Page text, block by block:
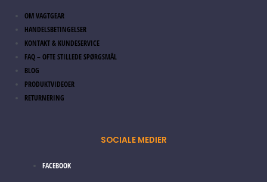
OM VAGTGEAR
HANDELSBETINGELSER
KONTAKT & KUNDESERVICE
FAQ – OFTE STILLEDE SPØRGSMÅL
BLOG
PRODUKTVIDEOER
RETURNERING
SOCIALE MEDIER
FACEBOOK